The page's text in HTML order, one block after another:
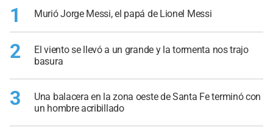
1 Murió Jorge Messi, el papá de Lionel Messi
2
El viento se llevó a un grande y la tormenta nos trajo
basura
3
Una balacera en la zona oeste de Santa Fe terminó con
un hombre acribillado